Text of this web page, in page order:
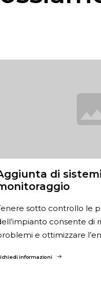
di
sotto controllo le
consente di
e ottimizzare
informazioni